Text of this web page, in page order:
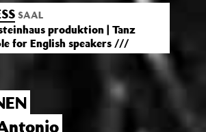
SAAL
produktion | Tanz
for English speakers ///